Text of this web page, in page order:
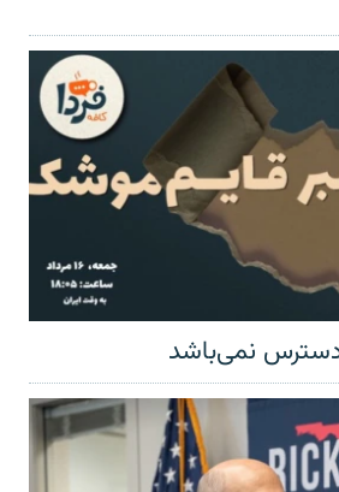
دسترس نمی‌باشد